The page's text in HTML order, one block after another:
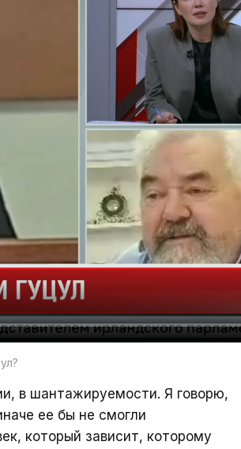
в шантажируемости. Я говорю,
ее бы не смогли
который зависит, которому